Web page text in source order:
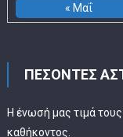
« Μαΐ
ΠΕΣΟΝΤΕΣ
Η ένωσή μας τιμά
καθήκοντος.